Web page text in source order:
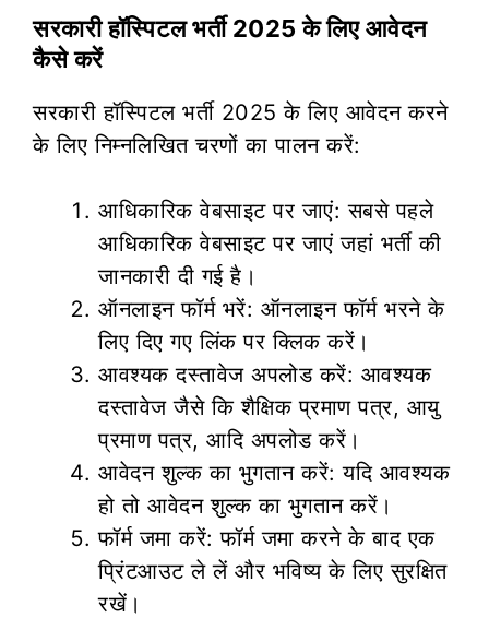
सरकारी हॉस्पिटल भर्ती 2025 के लिए आवेदन
कैसे करें
सरकारी हॉस्पिटल भर्ती 2025 के लिए आवेदन करने
के लिए निम्नलिखित चरणों का पालन करें:
आधिकारिक वेबसाइट पर जाएं: सबसे पहले
आधिकारिक वेबसाइट पर जाएं जहां भर्ती की
जानकारी दी गई है।
ऑनलाइन फॉर्म भरें: ऑनलाइन फॉर्म भरने के
लिए दिए गए लिंक पर क्लिक करें।
आवश्यक दस्तावेज अपलोड करें: आवश्यक
दस्तावेज जैसे कि शैक्षिक प्रमाण पत्र, आयु
प्रमाण पत्र, आदि अपलोड करें।
आवेदन शुल्क का भुगतान करें: यदि आवश्यक
हो तो आवेदन शुल्क का भुगतान करें।
फॉर्म जमा करें: फॉर्म जमा करने के बाद एक
प्रिंटआउट ले लें और भविष्य के लिए सुरक्षित
रखें।